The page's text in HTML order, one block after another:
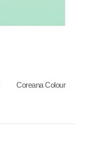
Coreana Colour